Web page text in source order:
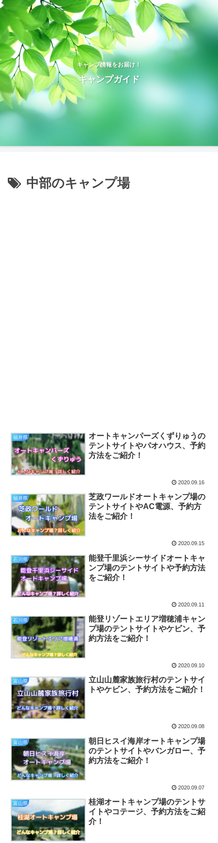
キャンプ情報をお届け！
キャンプガイド
中部のキャンプ場
福井県
オートキャンパーズくずりゅうの
テントサイトやパオハウス、予約
方法をご紹介！
2020.09.16
福井県
芝政ワールドオートキャンプ場の
テントサイトやAC電源、予約方
法をご紹介！
2020.09.15
石川県
能登千里浜シーサイドオートキャ
ンプ場のテントサイトや予約方法
をご紹介！
2020.09.11
石川県
能登リゾートエリア増穂浦キャン
プ場のテントサイトやケビン、予
約方法をご紹介！
2020.09.10
富山県
立山山麓家族旅行村のテントサイ
トやケビン、予約方法をご紹介！
2020.09.08
富山県
朝日ヒスイ海岸オートキャンプ場
のテントサイトやバンガロー、予
約方法をご紹介！
2020.09.07
富山県
桂湖オートキャンプ場のテントサ
イトやコテージ、予約方法をご紹
介！